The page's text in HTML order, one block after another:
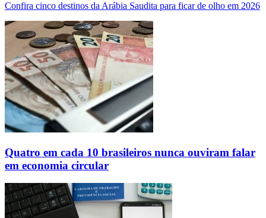
Confira cinco destinos da Arábia Saudita para ficar de olho em 2026
Quatro em cada 10 brasileiros nunca ouviram falar
em economia circular